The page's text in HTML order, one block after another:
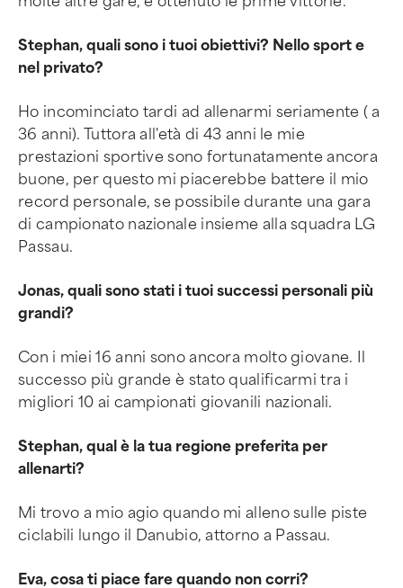
Stephan, quali sono i tuoi obiettivi? Nello sport e
nel privato?
Ho incominciato tardi ad allenarmi seriamente ( a
36 anni). Tuttora all'età di 43 anni le mie
prestazioni sportive sono fortunatamente ancora
buone, per questo mi piacerebbe battere il mio
record personale, se possibile durante una gara
di campionato nazionale insieme alla squadra LG
Passau.
Jonas, quali sono stati i tuoi successi personali più
grandi?
Con i miei 16 anni sono ancora molto giovane. Il
successo più grande è stato qualificarmi tra i
migliori 10 ai campionati giovanili nazionali.
Stephan, qual è la tua regione preferita per
allenarti?
Mi trovo a mio agio quando mi alleno sulle piste
ciclabili lungo il Danubio, attorno a Passau.
Eva, cosa ti piace fare quando non corri?